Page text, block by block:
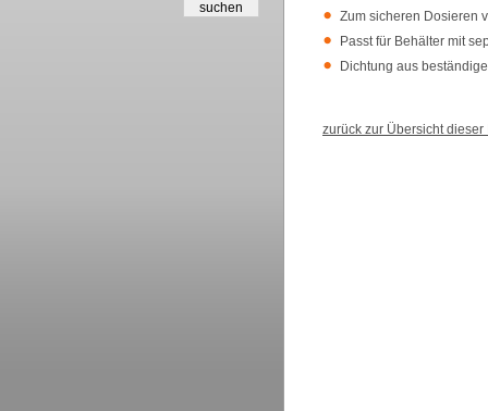
Zum sicheren Dosieren
Passt für Behälter mit
Dichtung aus
zurück zur Übersicht